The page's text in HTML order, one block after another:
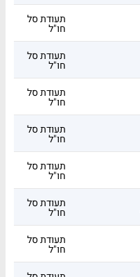
תעודת סל
חו"ל
תעודת סל
חו"ל
תעודת סל
חו"ל
תעודת סל
חו"ל
תעודת סל
חו"ל
תעודת סל
חו"ל
תעודת סל
חו"ל